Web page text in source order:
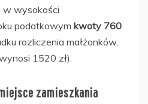
w wysokości
podatkowym kwoty 760
rozliczenia małżonków,
1520 zł).
zamieszkania